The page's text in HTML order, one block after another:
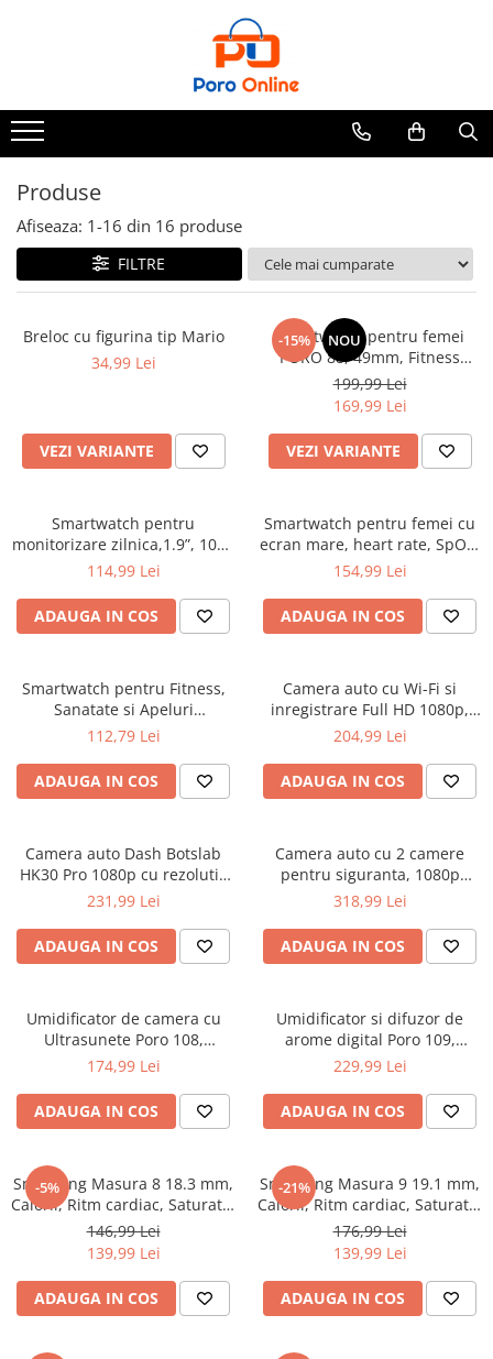
Clone
Parfum Barbati
Parfumuri Arabesti
Set Parfum
Produse
Afiseaza: 1-16 din 16 produse
FILTRE
Breloc cu figurina tip Mario
34,99 Lei
VEZI VARIANTE
-15% NOU
Smartwatch pentru femei
PORO 88, 49mm, Fitness
Tracker, Heart Rate, SpO2,
110+Sports
199,99 Lei
169,99 Lei
VEZI VARIANTE
Smartwatch pentru
monitorizare zilnica,1.9”, 100+
Moduri Sport, Apel/Notificare
114,99 Lei
ADAUGA IN COS
Smartwatch pentru femei cu
ecran mare, heart rate, SpO2,
Games, calorie burn
154,99 Lei
ADAUGA IN COS
Smartwatch pentru Fitness,
Sanatate si Apeluri
Bluetooth ,Cadou Curea
112,79 Lei
ADAUGA IN COS
Camera auto cu Wi-Fi si
inregistrare Full HD 1080p,
Unghi 122°, Microfon, SD
204,99 Lei
ADAUGA IN COS
Camera auto Dash Botslab
HK30 Pro 1080p cu rezolutie
2K
231,99 Lei
ADAUGA IN COS
Camera auto cu 2 camere
pentru siguranta, 1080p
inregistrare Full HD, senzor G
318,99 Lei
ADAUGA IN COS
Umidificator de camera cu
Ultrasunete Poro 108,
rezervor 5L, functionare
174,99 Lei
ADAUGA IN COS
Umidificator si difuzor de
arome digital Poro 109,
rezervor 5L, purificare UV,
229,99 Lei
ADAUGA IN COS
-5%
Smartring Masura 8 18.3 mm,
Calorii, Ritm cardiac, Saturatie
oxigen
146,99 Lei
139,99 Lei
ADAUGA IN COS
-21%
Smartring Masura 9 19.1 mm,
Calorii, Ritm cardiac, Saturatie
oxigen
176,99 Lei
139,99 Lei
ADAUGA IN COS